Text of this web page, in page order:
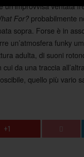
un’improvvisa ventata
For? probabilmente
sopra. Forse è in
un’atmosfera funky
adulta, di suoni
da una traccia
quello più vario
+1